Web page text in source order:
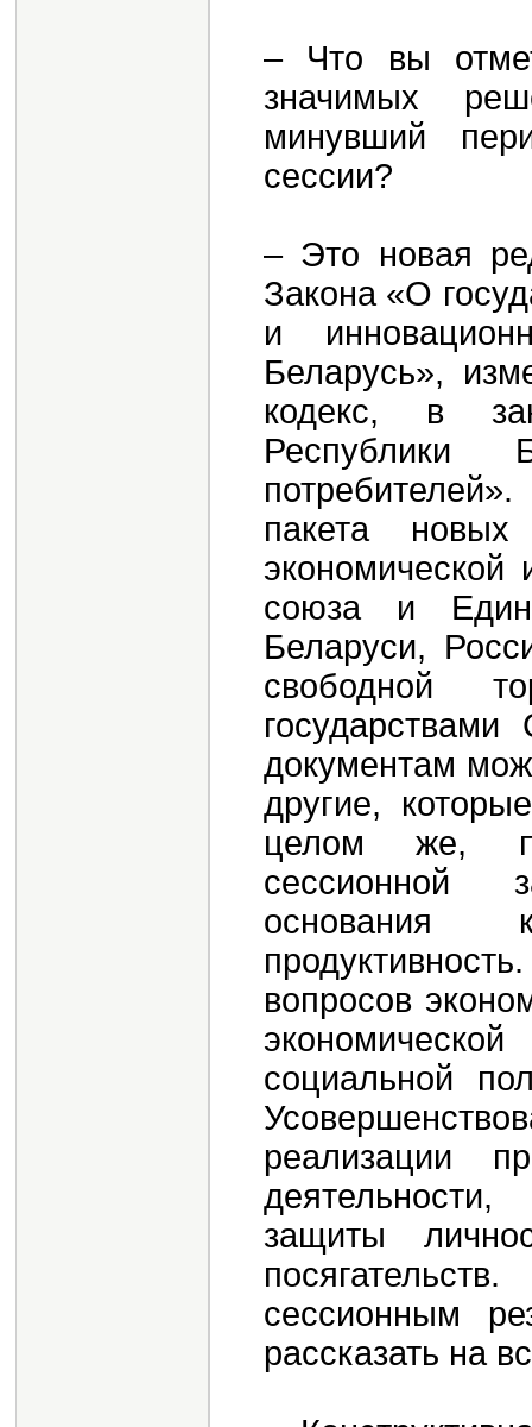
– Что вы
значимых
минувший
сессии?
– Это новая
Закона «О
и
Беларусь»,
кодекс, в
пакета
экономической
союза и
Беларуси,
свободной
документам
другие,
целом же,
сессионной
основания
вопросов
социальной
реализации
защиты
сессионным
рассказать на